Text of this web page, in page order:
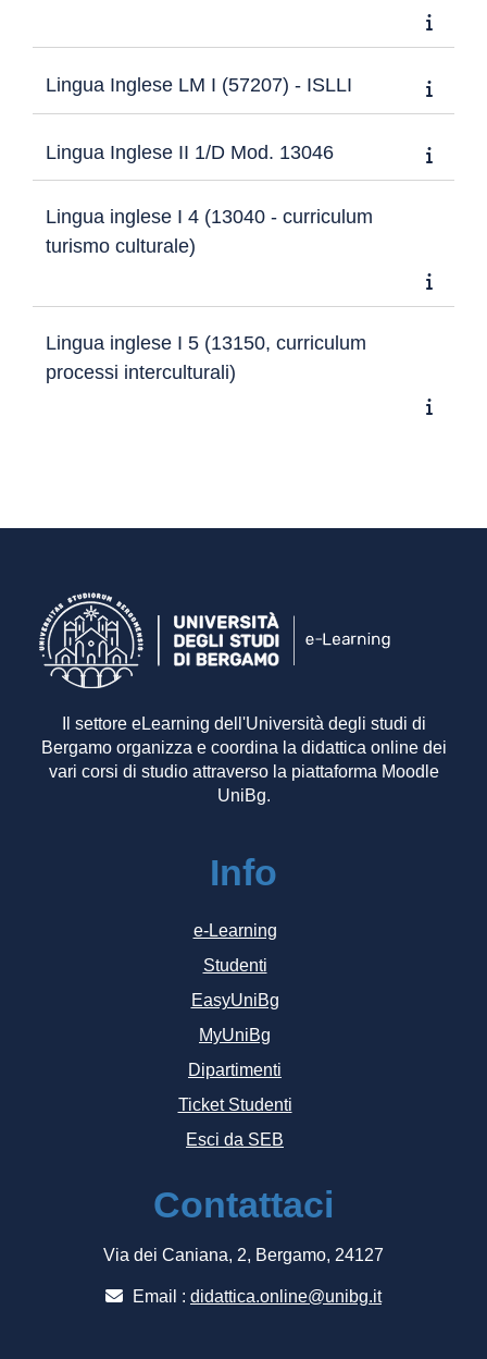
Lingua Inglese LM I (57207) - ISLLI
Lingua Inglese II 1/D Mod. 13046
Lingua inglese I 4 (13040 - curriculum
turismo culturale)
Lingua inglese I 5 (13150, curriculum
processi interculturali)
Il settore eLearning dell'Università degli studi di
Bergamo organizza e coordina la didattica online dei
vari corsi di studio attraverso la piattaforma Moodle
UniBg.
Info
e-Learning
Studenti
EasyUniBg
MyUniBg
Dipartimenti
Ticket Studenti
Esci da SEB
Contattaci
Via dei Caniana, 2, Bergamo, 24127
Email : didattica.online@unibg.it